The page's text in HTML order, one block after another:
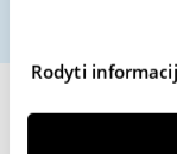
Rodyti